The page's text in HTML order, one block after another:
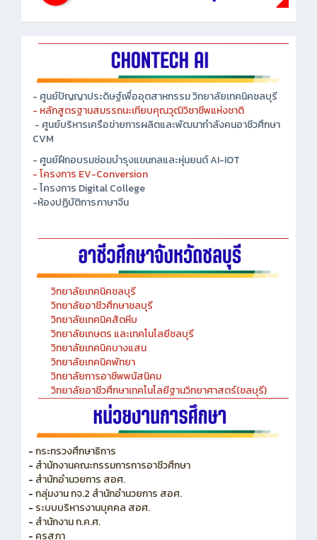
- ศูนย์ปัญญาประดิษฐ์เพื่ออุตสาหกรรม วิทยาลัยเทคนิคชลบุรี
- หลักสูตรฐานสมรรถนะเทียบคุณวุฒิวิชาชีพแห่งชาติ
- ศูนย์บริหารเครือข่ายการผลิตและพัฒนากำลังคนอาชีวศึกษา
CVM
- ศูนย์ฝึกอบรมซ่อมบำรุงแขนกลและหุ่นยนต์ AI-IOT
- โครงการ EV-Conversion
- โครงการ Digital College
-ห้องปฏิบัติการภาษาจีน
วิทยาลัยเทคนิคชลบุรี
วิทยาลัยอาชีวศึกษาชลบุรี
วิทยาลัยเทคนิคสัตหีบ
วิทยาลัยเกษตร และเทคโนโลยีชลบุรี
วิทยาลัยเทคนิคบางแสน
วิทยาลัยเทคนิคพัทยา
วิทยาลัยการอาชีพพนัสนิคม
วิทยาลัยอาชีวศึกษาเทคโนโลยีฐานวิทยาศาสตร์(ชลบุรี)
-กระทรวงศึกษาธิการ
- สำนักงานคณะกรรมการการอาชีวศึกษา
- สำนักอำนวยการ สอศ.
-กลุ่มงาน กจ.2 สำนักอำนวยการ สอศ.
- ระบบบริหารงานบุคคล สอศ.
- สำนักงาน ก.ค.ศ.
- คุรุสภา